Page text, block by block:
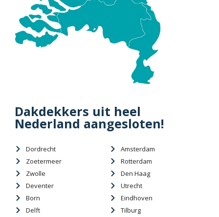
Dakdekkers uit heel
Nederland aangesloten!
Dordrecht
Zoetermeer
Zwolle
Deventer
Born
Delft
Amsterdam
Rotterdam
Den Haag
Utrecht
Eindhoven
Tilburg